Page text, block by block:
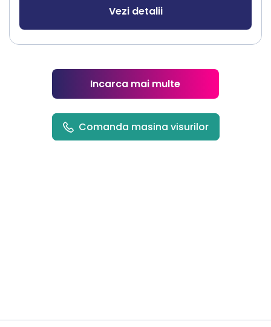
Vezi detalii
Incarca mai multe
Comanda masina visurilor